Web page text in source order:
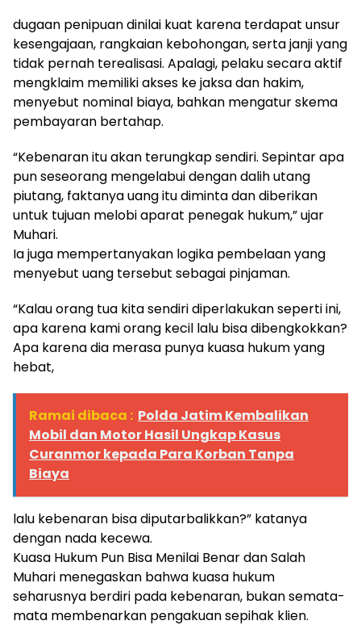
dugaan penipuan dinilai kuat karena terdapat unsur
kesengajaan, rangkaian kebohongan, serta janji yang
tidak pernah terealisasi. Apalagi, pelaku secara aktif
mengklaim memiliki akses ke jaksa dan hakim,
menyebut nominal biaya, bahkan mengatur skema
pembayaran bertahap.
“Kebenaran itu akan terungkap sendiri. Sepintar apa
pun seseorang mengelabui dengan dalih utang
piutang, faktanya uang itu diminta dan diberikan
untuk tujuan melobi aparat penegak hukum,” ujar
Muhari.
Ia juga mempertanyakan logika pembelaan yang
menyebut uang tersebut sebagai pinjaman.
“Kalau orang tua kita sendiri diperlakukan seperti ini,
apa karena kami orang kecil lalu bisa dibengkokkan?
Apa karena dia merasa punya kuasa hukum yang
hebat,
Ramai dibaca : Polda Jatim Kembalikan
Mobil dan Motor Hasil Ungkap Kasus
Curanmor kepada Para Korban Tanpa
Biaya
lalu kebenaran bisa diputarbalikkan?” katanya
dengan nada kecewa.
Kuasa Hukum Pun Bisa Menilai Benar dan Salah
Muhari menegaskan bahwa kuasa hukum
seharusnya berdiri pada kebenaran, bukan semata-
mata membenarkan pengakuan sepihak klien.